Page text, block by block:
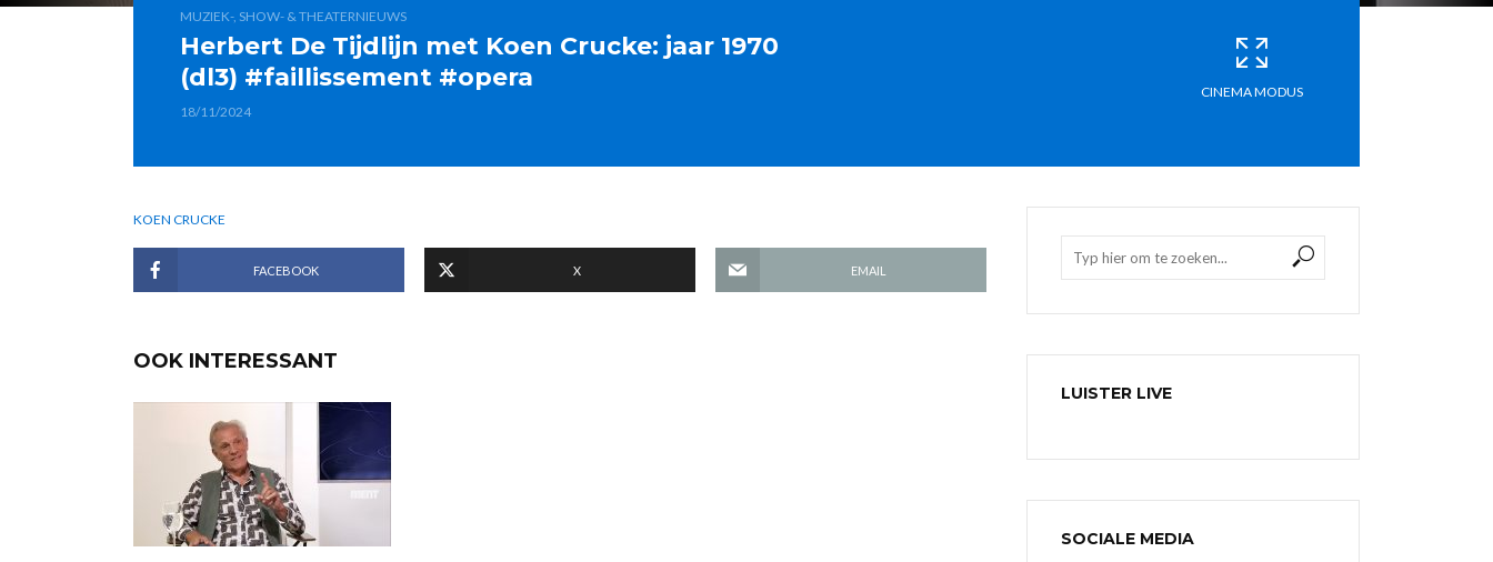
MUZIEK-, SHOW- & THEATERNIEUWS
Herbert De Tijdlijn met Koen Crucke: jaar 1970
(dl3) #faillissement #opera
18/11/2024
CINEMA MODUS
KOEN CRUCKE
FACEBOOK X EMAIL
OOK INTERESSANT
LUISTER LIVE
SOCIALE MEDIA